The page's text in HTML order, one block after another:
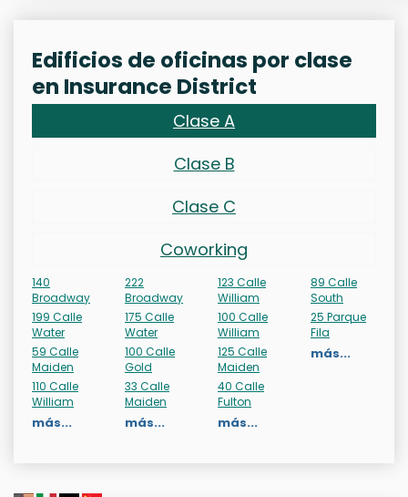
Edificios de oficinas por clase
en Insurance District
Clase A
Clase B
Clase C
Coworking
140
Broadway
199 Calle
Water
59 Calle
Maiden
110 Calle
William
más...
222
Broadway
175 Calle
Water
100 Calle
Gold
33 Calle
Maiden
más...
123 Calle
William
100 Calle
William
125 Calle
Maiden
40 Calle
Fulton
más...
89 Calle
South
25 Parque
Fila
más...